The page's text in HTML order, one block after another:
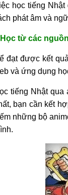
học tiếng
phát âm và
từ các
đạt được kết
và ứng dụng
tiếng Nhật
bạn cần kết
những bộ